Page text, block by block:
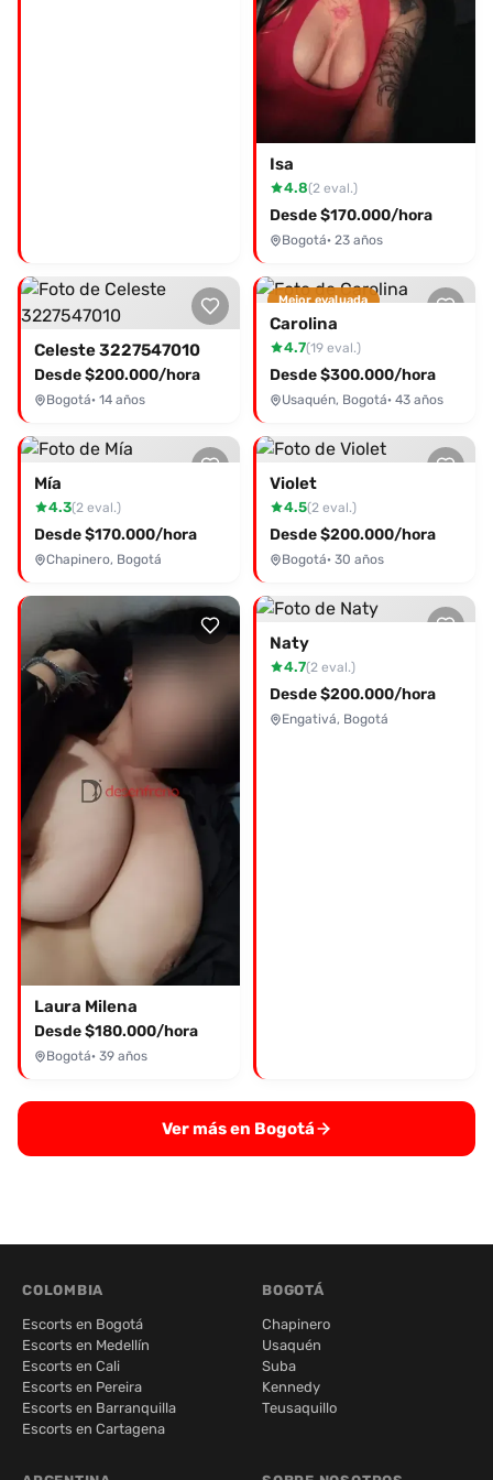
Isa
4.8(2 eval.)
Desde $170.000/hora
Bogotá· 23 años
Celeste 3227547010
Desde $200.000/hora
Bogotá· 14 años
Mejor evaluada
Carolina
4.7(19 eval.)
Desde $300.000/hora
Usaquén, Bogotá· 43 años
Mía
4.3(2 eval.)
Desde $170.000/hora
Chapinero, Bogotá
Violet
4.5(2 eval.)
Desde $200.000/hora
Bogotá· 30 años
Laura Milena
Desde $180.000/hora
Bogotá· 39 años
Naty
4.7(2 eval.)
Desde $200.000/hora
Engativá, Bogotá
Ver más en Bogotá
COLOMBIA
Escorts en Bogotá
Escorts en Medellín
Escorts en Cali
Escorts en Pereira
Escorts en Barranquilla
Escorts en Cartagena
BOGOTÁ
Chapinero
Usaquén
Suba
Kennedy
Teusaquillo